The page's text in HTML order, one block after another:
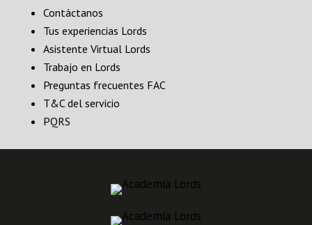
Contáctanos
Tus experiencias Lords
Asistente Virtual Lords
Trabajo en Lords
Preguntas frecuentes FAC
T&C del servicio
PQRS